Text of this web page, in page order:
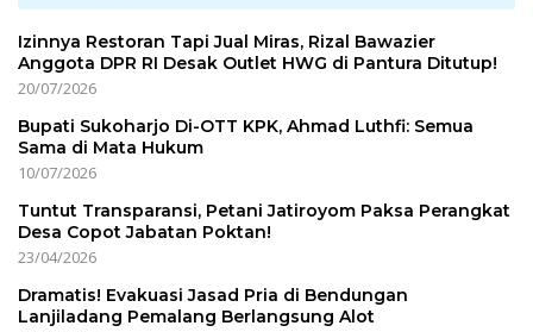
Izinnya Restoran Tapi Jual Miras, Rizal Bawazier
Anggota DPR RI Desak Outlet HWG di Pantura Ditutup!
20/07/2026
Bupati Sukoharjo Di-OTT KPK, Ahmad Luthfi: Semua
Sama di Mata Hukum
10/07/2026
Tuntut Transparansi, Petani Jatiroyom Paksa Perangkat
Desa Copot Jabatan Poktan!
23/04/2026
Dramatis! Evakuasi Jasad Pria di Bendungan
Lanjiladang Pemalang Berlangsung Alot